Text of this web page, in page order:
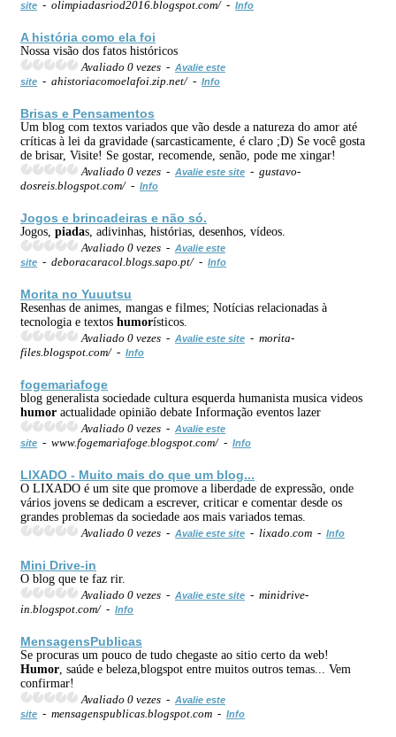
site - olimpiadasriod2016.blogspot.com/ - Info
A história como ela foi
Nossa visão dos fatos históricos
Avaliado 0 vezes - Avalie este
site - ahistoriacomoelafoi.zip.net/ - Info
Brisas e Pensamentos
Um blog com textos variados que vão desde a natureza do amor até
críticas à lei da gravidade (sarcasticamente, é claro ;D) Se você gosta
de brisar, Visite! Se gostar, recomende, senão, pode me xingar!
Avaliado 0 vezes - Avalie este site - gustavo-
dosreis.blogspot.com/ - Info
Jogos e brincadeiras e não só.
Jogos, piadas, adivinhas, histórias, desenhos, vídeos.
Avaliado 0 vezes - Avalie este
site - deboracaracol.blogs.sapo.pt/ - Info
Morita no Yuuutsu
Resenhas de animes, mangas e filmes; Notícias relacionadas à
tecnologia e textos humorísticos.
Avaliado 0 vezes - Avalie este site - morita-
files.blogspot.com/ - Info
fogemariafoge
blog generalista sociedade cultura esquerda humanista musica videos
humor actualidade opinião debate Informação eventos lazer
Avaliado 0 vezes - Avalie este
site - www.fogemariafoge.blogspot.com/ - Info
LIXADO - Muito mais do que um blog...
O LIXADO é um site que promove a liberdade de expressão, onde
vários jovens se dedicam a escrever, criticar e comentar desde os
grandes problemas da sociedade aos mais variados temas.
Avaliado 0 vezes - Avalie este site - lixado.com - Info
Mini Drive-in
O blog que te faz rir.
Avaliado 0 vezes - Avalie este site - minidrive-
in.blogspot.com/ - Info
MensagensPublicas
Se procuras um pouco de tudo chegaste ao sitio certo da web!
Humor , saúde e beleza,blogspot entre muitos outros temas... Vem
confirmar!
Avaliado 0 vezes - Avalie este
site - mensagenspublicas.blogspot.com - Info